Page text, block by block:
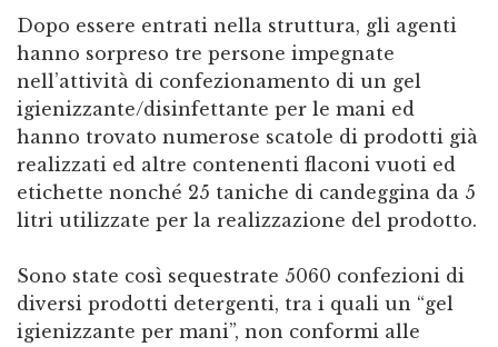
Dopo essere entrati nella struttura, gli agenti
hanno sorpreso tre persone impegnate
nell’attività di confezionamento di un gel
igienizzante/disinfettante per le mani ed
hanno trovato numerose scatole di prodotti già
realizzati ed altre contenenti flaconi vuoti ed
etichette nonché 25 taniche di candeggina da 5
litri utilizzate per la realizzazione del prodotto.
Sono state così sequestrate 5060 confezioni di
diversi prodotti detergenti, tra i quali un “gel
igienizzante per mani”, non conformi alle